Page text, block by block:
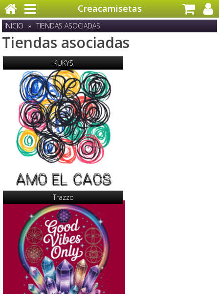
Creacamisetas
INICIO » TIENDAS ASOCIADAS
Tiendas asociadas
KUKYS
Trazzo